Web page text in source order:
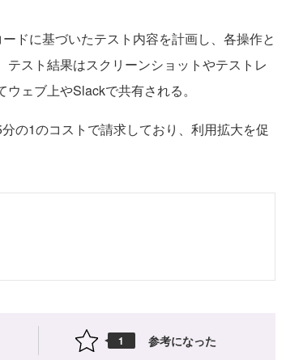
ドに基づいたテスト内容を計画し、各操作と
スト結果はスクリーンショットやテストレ
ェブ上やSlackで共有される。
の1のコストで請求しており、利用拡大を促
1 参考になった